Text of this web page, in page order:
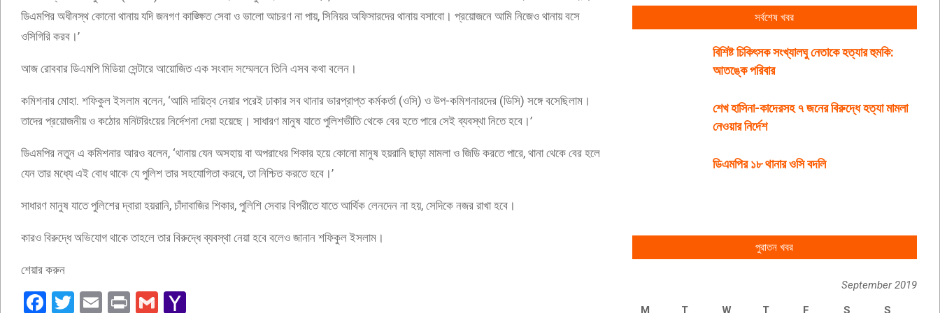
ডিএমপির অধীনস্থ কোনো থানায় যদি জনগণ কাঙ্ক্ষিত সেবা ও ভালো আচরণ না পায়, সিনিয়র অফিসারদের থানায় বসাবো। প্রয়োজনে আমি নিজেও থানায় বসে
ওসিগিরি করব।’
আজ রোববার ডিএমপি মিডিয়া সেন্টারে আয়োজিত এক সংবাদ সম্মেলনে তিনি এসব কথা বলেন।
কমিশনার মোহা. শফিকুল ইসলাম বলেন, ‘আমি দায়িত্ব নেয়ার পরেই ঢাকার সব থানার ভারপ্রাপ্ত কর্মকর্তা (ওসি) ও উপ-কমিশনারদের (ডিসি) সঙ্গে বসেছিলাম।
তাদের প্রয়োজনীয় ও কঠোর মনিটরিংয়ের নির্দেশনা দেয়া হয়েছে। সাধারণ মানুষ যাতে পুলিশভীতি থেকে বের হতে পারে সেই ব্যবস্থা নিতে হবে।’
ডিএমপির নতুন এ কমিশনার আরও বলেন, ‘থানায় যেন অসহায় বা অপরাধের শিকার হয়ে কোনো মানুষ হয়রানি ছাড়া মামলা ও জিডি করতে পারে, থানা থেকে বের হলে
যেন তার মধ্যে এই বোধ থাকে যে পুলিশ তার সহযোগিতা করবে, তা নিশ্চিত করতে হবে।’
সাধারণ মানুষ যাতে পুলিশের দ্বারা হয়রানি, চাঁদাবাজির শিকার, পুলিশি সেবার বিপরীতে যাতে আর্থিক লেনদেন না হয়, সেদিকে নজর রাখা হবে।
কারও বিরুদ্ধে অভিযোগ থাকে তাহলে তার বিরুদ্ধে ব্যবস্থা নেয়া হবে বলেও জানান শফিকুল ইসলাম।
শেয়ার করুন
Facebook
Twitter
EmailPrintGmail
সর্বশেষ খবর
বিশিষ্ট চিকিৎসক সংখ্যালঘু নেতাকে হত্যার হুমকি:
আতঙ্কে পরিবার
শেখ হাসিনা-কাদেরসহ ৭ জনের বিরুদ্ধে হত্যা মামলা
নেওয়ার নির্দেশ
ডিএমপির ১৮ থানার ওসি বদলি
পুরাতন খবর
September 2019
M
T W T F S S